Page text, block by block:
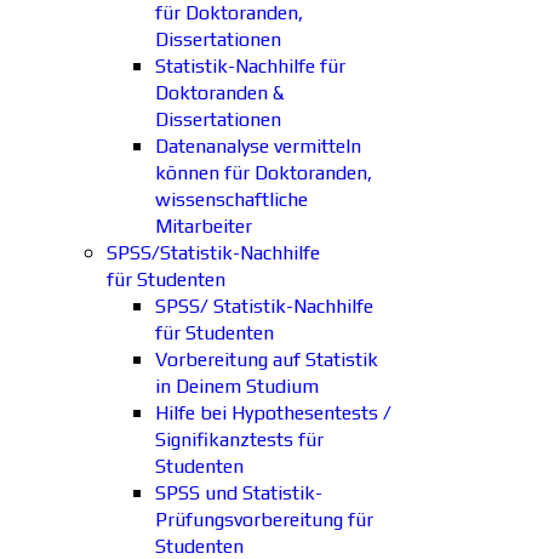
für Doktoranden,
Dissertationen
Statistik-Nachhilfe für
Doktoranden &
Dissertationen
Datenanalyse vermitteln
können für Doktoranden,
wissenschaftliche
Mitarbeiter
SPSS/Statistik-Nachhilfe
für Studenten
SPSS/ Statistik-Nachhilfe
für Studenten
Vorbereitung auf Statistik
in Deinem Studium
Hilfe bei Hypothesentests /
Signifikanztests für
Studenten
SPSS und Statistik-
Prüfungsvorbereitung für
Studenten